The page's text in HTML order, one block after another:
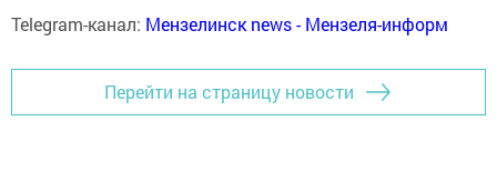
Telegram-канал: Мензелинск news - Мензеля-информ
Перейти на страницу новости